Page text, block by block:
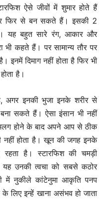
ऐसे जीवों में शुमार होते हैं
फिर से बन सकते हैं। इसकी 2
यह बहुत सारे रंग, आकार और
भी कहते हैं। पर सामान्य तौर पर
दिमाग नहीं होता है फिर भी
है।
अगर इनकी भुजा इनके शरीर से
सकते हैं। ऐसा इंसान भी नहीं
होने के बाद अपने आप से ठीक
होता है। खून की जगह इनके
रहता है। स्टारफिश की चमड़ी
यह उनकी त्वचा को सबसे कठोर
में नुकीले कांटेनुमा आकृति पनप
लिए इन्हें खाना असंभव हो जाता